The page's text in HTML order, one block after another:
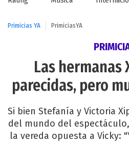
Primicias YA PrimiciasYA
Las
parecidas, pero
Si bien Stefanía y Victoria
del mundo del
la vereda opuesta a Vicky: